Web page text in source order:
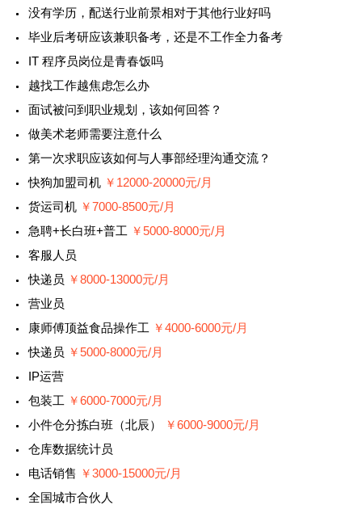
没有学历，配送行业前景相对于其他行业好吗
毕业后考研应该兼职备考，还是不工作全力备考
IT 程序员岗位是青春饭吗
越找工作越焦虑怎么办
面试被问到职业规划，该如何回答？
做美术老师需要注意什么
第一次求职应该如何与人事部经理沟通交流？
快狗加盟司机 ￥12000-20000元/月
货运司机 ￥7000-8500元/月
急聘+长白班+普工 ￥5000-8000元/月
客服人员
快递员 ￥8000-13000元/月
营业员
康师傅顶益食品操作工 ￥4000-6000元/月
快递员 ￥5000-8000元/月
IP运营
包装工 ￥6000-7000元/月
小件仓分拣白班（北辰）
￥6000-9000元/月
仓库数据统计员
电话销售 ￥3000-15000元/月
全国城市合伙人